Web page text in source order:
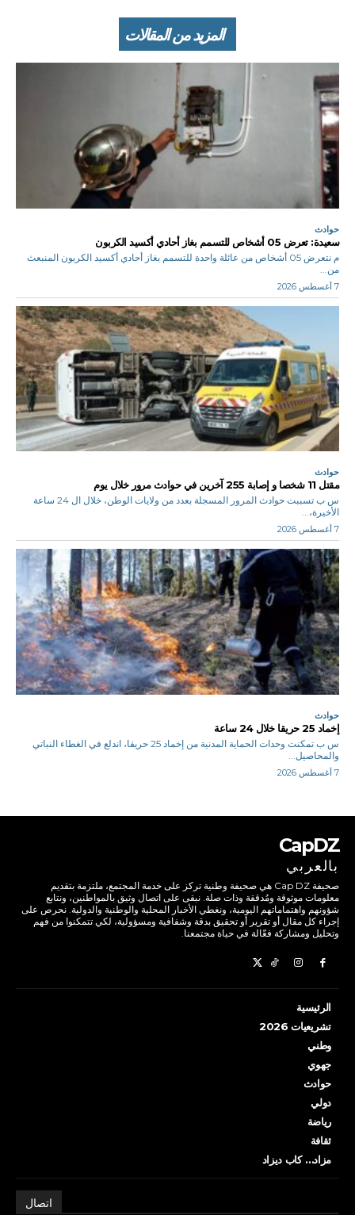
المزيد من المقالات
حوادث
سعيدة: تعرض 05 أشخاص للتسمم بغاز أحادي أكسيد الكربون
م نتعرض 05 أشخاص من عائلة واحدة للتسمم بغاز أحادي أكسيد الكربون المنبعث
من...
7 أغسطس 2026
حوادث
مقتل 11 شخصا و إصابة 255 آخرين في حوادث مرور خلال يوم
س ب تسببت حوادث المرور المسجلة بعدد من ولايات الوطن، خلال ال 24 ساعة
الأخيرة،...
7 أغسطس 2026
حوادث
إخماد 25 حريقا خلال 24 ساعة
س ب تمكنت وحدات الحماية المدنية من إخماد 25 حريقا، اندلع في الغطاء النباتي
والمحاصيل...
7 أغسطس 2026
CapDZ
بالعربي
صحيفة Cap DZ هي صحيفة وطنية تركز على خدمة المجتمع، ملتزمة بتقديم
معلومات موثوقة ومُدققة وذات صلة. نبقى على اتصال وثيق بالمواطنين، ونتابع
شؤونهم واهتماماتهم اليومية، ونغطي الأخبار المحلية والوطنية والدولية. نحرص على
إجراء كل مقال أو تقرير أو تحقيق بدقة وشفافية ومسؤولية، لكي تتمكنوا من فهم
وتحليل ومشاركة فعّالة في حياة مجتمعنا.
الرئيسية
تشريعيات 2026
وطني
جهوي
حوادث
دولي
رياضة
ثقافة
مزاد… كاب ديزاد
اتصال